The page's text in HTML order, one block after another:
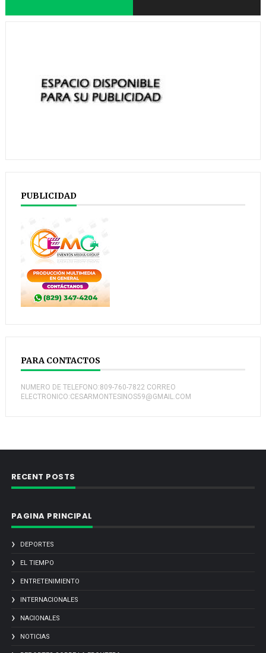
PUBLICIDAD
PARA CONTACTOS
NUMERO DE TELEFONO:809-760-7822 CORREO
ELECTRONICO:CESARMONTESINOS59@GMAIL.COM
RECENT POSTS
PAGINA PRINCIPAL
DEPORTES
EL TIEMPO
ENTRETENIMIENTO
INTERNACIONALES
NACIONALES
NOTICIAS